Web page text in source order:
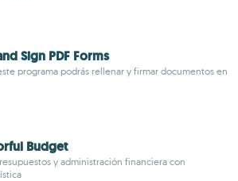
Sign PDF Forms
programa podrás rellenar y firmar documentos en
Budget
y administración financiera con